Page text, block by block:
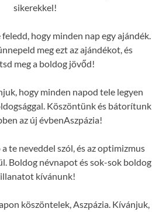
sikerekkel!
feledd, hogy minden nap egy ajándék.
meg ezt az ajándékot, és
meg a boldog jövőd!
hogy minden napod tele legyen
Köszöntünk és bátorítunk
az új évbenAszpázia!
a te neveddel szól, és az optimizmus
Boldog névnapot és sok-sok boldog
kívánunk!
köszöntelek, Aszpázia. Kívánjuk,